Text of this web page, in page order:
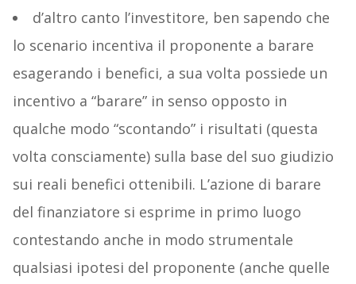
d’altro canto l’investitore, ben sapendo che
lo scenario incentiva il proponente a barare
esagerando i benefici, a sua volta possiede un
incentivo a “barare” in senso opposto in
qualche modo “scontando” i risultati (questa
volta consciamente) sulla base del suo giudizio
sui reali benefici ottenibili. L’azione di barare
del finanziatore si esprime in primo luogo
contestando anche in modo strumentale
qualsiasi ipotesi del proponente (anche quelle